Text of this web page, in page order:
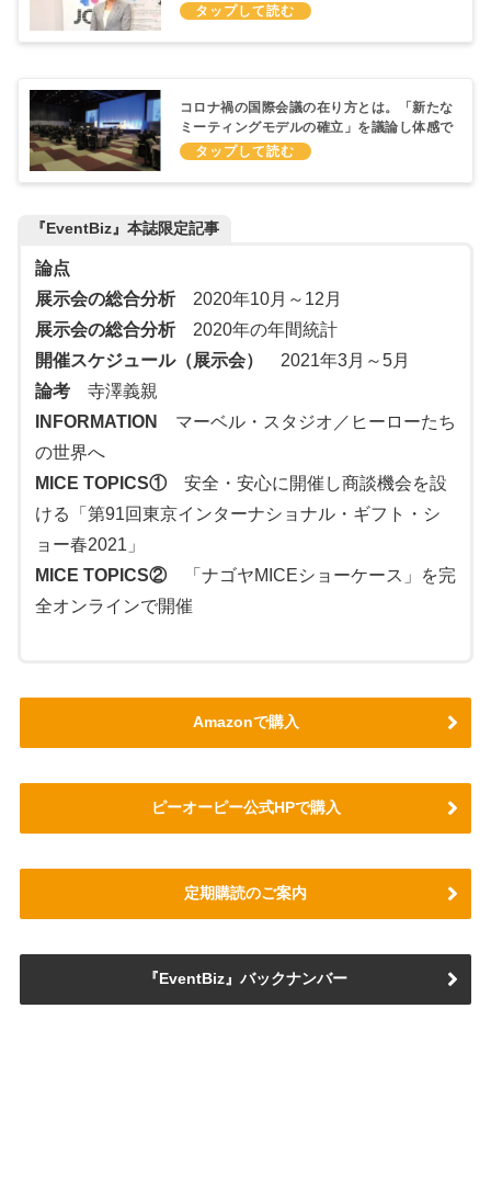
コロナ禍の国際会議の在り方とは。「新たな
ミーティングモデルの確立」を議論し体感で
きる国際会議が開催
『EventBiz』本誌限定記事
論点
展示会の総合分析2020年10月～12月
展示会の総合分析2020年の年間統計
開催スケジュール（展示会）
2021年3月～5月
論考寺澤義親
INFORMATION
マーベル・スタジオ／ヒーローたち
の世界へ
MICE TOPICS①安全・安心に開催し商談機会を設
ける「第91回東京インターナショナル・ギフト・シ
ョー春2021」
MICE TOPICS②「ナゴヤMICEショーケース」を完
全オンラインで開催
Amazonで購入
ピーオーピー公式HPで購入
定期購読のご案内
『EventBiz』バックナンバー